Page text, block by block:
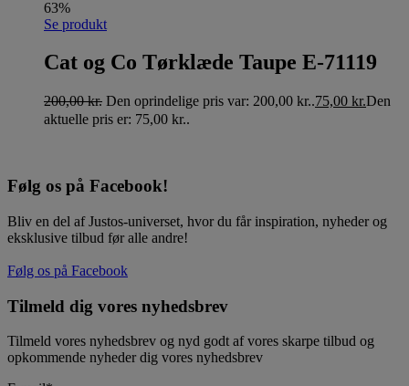
63%
Se produkt
Cat og Co Tørklæde Taupe E-71119
200,00kr. Den oprindelige pris var: 200,00 kr..75,00 kr.Den
aktuelle pris er: 75,00 kr..
Følg os på Facebook!
Bliv en del af Justos-universet, hvor du får inspiration, nyheder og
eksklusive tilbud før alle andre!
Følg os på Facebook
Tilmeld dig vores nyhedsbrev
Tilmeld vores nyhedsbrev og nyd godt af vores skarpe tilbud og
opkommende nyheder dig vores nyhedsbrev